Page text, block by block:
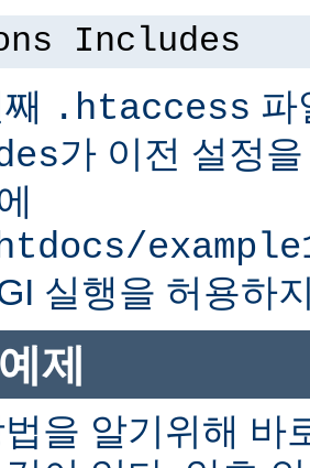
Includes
.htaccess
가 이전 설정
실행을 허용하
제
을 알기위해 바